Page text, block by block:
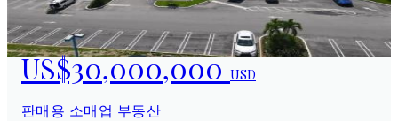
US$30,000,000USD
판매용 소매업 부동산